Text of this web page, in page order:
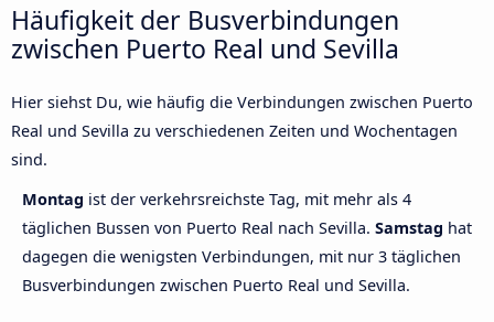
Häufigkeit der Busverbindungen
zwischen Puerto Real und Sevilla
Hier siehst Du, wie häufig die Verbindungen zwischen Puerto
Real und Sevilla zu verschiedenen Zeiten und Wochentagen
sind.
Montag ist der verkehrsreichste Tag, mit mehr als 4
täglichen Bussen von Puerto Real nach Sevilla. Samstag hat
dagegen die wenigsten Verbindungen, mit nur 3 täglichen
Busverbindungen zwischen Puerto Real und Sevilla.